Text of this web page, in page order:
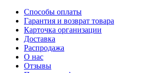
Способы оплаты
Гарантия и возврат товара
Карточка организации
Доставка
Распродажа
О нас
Отзывы